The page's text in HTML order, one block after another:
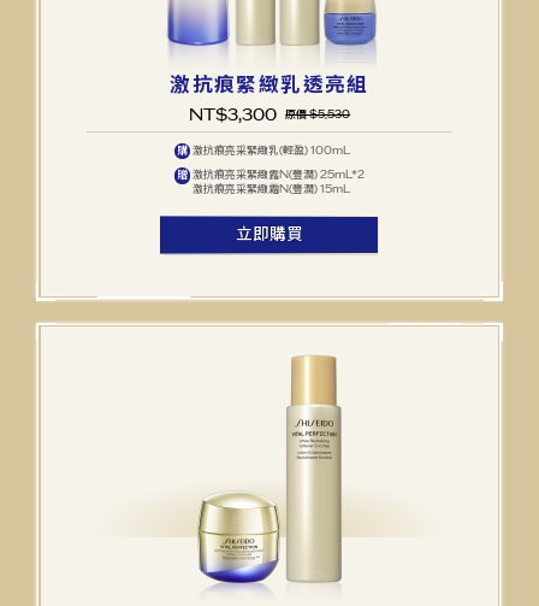
激抗痕緊緻乳透亮組
NT$3,300 原價 $5,530
購 激抗痕亮采緊緻乳(輕盈) 100mL
贈 激抗痕亮采緊緻露N(豐潤) 25mL*2
激抗痕亮采緊緻霜N(豐潤) 15mL
立即購買